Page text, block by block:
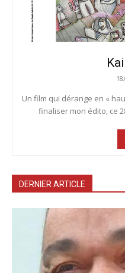
Un film qui dérange en «
finaliser mon édito, ce
DERNIER ARTICLE